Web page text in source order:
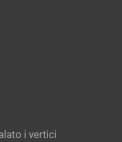
i vertici